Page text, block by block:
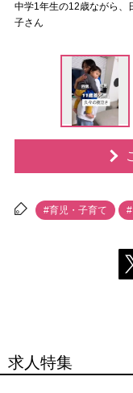
中学1年生の12歳ながら、
子さん
#育児・子育て
求人特集